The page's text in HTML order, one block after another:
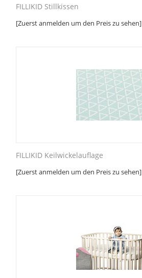
FILLIKID Stillkissen
[Zuerst anmelden um den Preis zu sehen]
FILLIKID Keilwickelauflage
[Zuerst anmelden um den Preis zu sehen]